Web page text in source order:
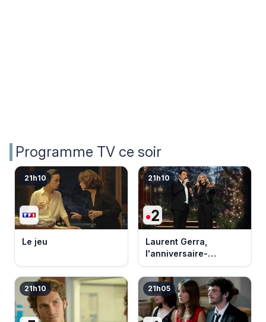
Programme TV ce soir
21h10
Le jeu
21h10
Laurent Gerra,
l'anniversaire-
événement
21h10 21h05